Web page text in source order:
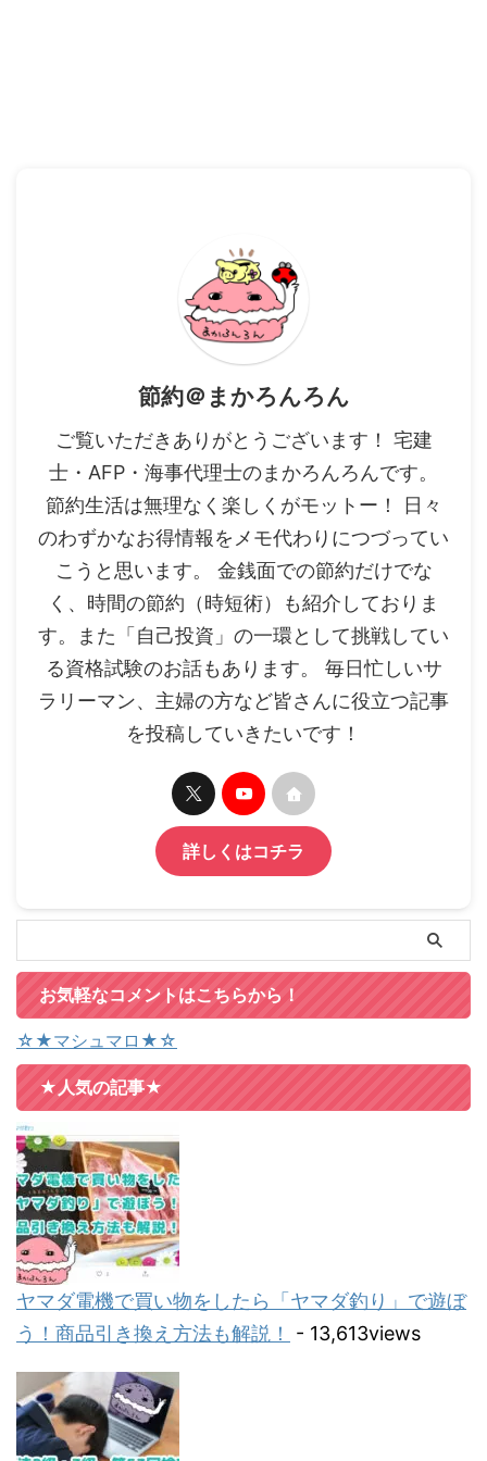
節約＠まかろんろん
ご覧いただきありがとうございます！ 宅建
士・AFP・海事代理士のまかろんろんです。
節約生活は無理なく楽しくがモットー！ 日々
のわずかなお得情報をメモ代わりにつづってい
こうと思います。 金銭面での節約だけでな
く、時間の節約（時短術）も紹介しておりま
す。また「自己投資」の一環として挑戦してい
る資格試験のお話もあります。 毎日忙しいサ
ラリーマン、主婦の方など皆さんに役立つ記事
を投稿していきたいです！
詳しくはコチラ
お気軽なコメントはこちらから！
☆★マシュマロ★☆
★人気の記事★
ヤマダ電機で買い物をしたら「ヤマダ釣り」で遊ぼ
う！商品引き換え方法も解説！
- 13,613views